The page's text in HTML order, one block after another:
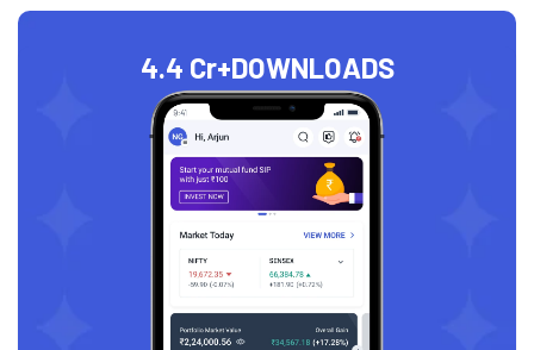
4.4 Cr+DOWNLOADS